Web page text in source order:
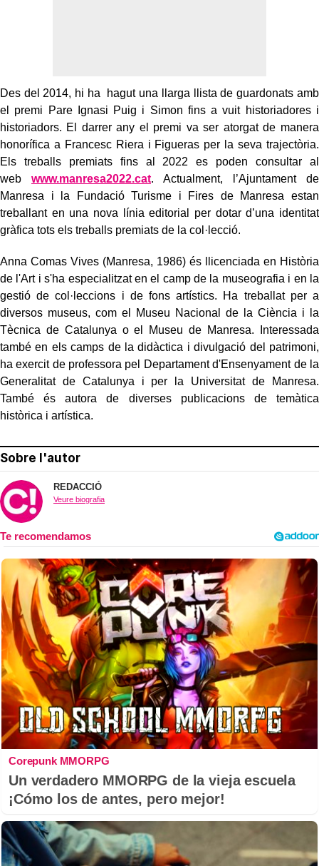
Des del 2014, hi ha hagut una llarga llista de guardonats amb
el premi Pare Ignasi Puig i Simon fins a vuit historiadores i
historiadors. El darrer any el premi va ser atorgat de manera
honorífica a Francesc Riera i Figueras per la seva trajectòria.
Els treballs premiats fins al 2022 es poden consultar al
web www.manresa2022.cat. Actualment, l’Ajuntament de
Manresa i la Fundació Turisme i Fires de Manresa estan
treballant en una nova línia editorial per dotar d’una identitat
gràfica tots els treballs premiats de la col·lecció.
Anna Comas Vives (Manresa, 1986) és llicenciada en Història
de l'Art i s'ha especialitzat en el camp de la museografia i en la
gestió de col·leccions i de fons artístics. Ha treballat per a
diversos museus, com el Museu Nacional de la Ciència i la
Tècnica de Catalunya o el Museu de Manresa. Interessada
també en els camps de la didàctica i divulgació del patrimoni,
ha exercit de professora pel Departament d'Ensenyament de la
Generalitat de Catalunya i per la Universitat de Manresa.
També és autora de diverses publicacions de temàtica
històrica i artística.
Sobre l'autor
REDACCIÓ
Veure biografia
Corepunk MMORPG
Un verdadero MMORPG de la vieja escuela
¡Cómo los de antes, pero mejor!